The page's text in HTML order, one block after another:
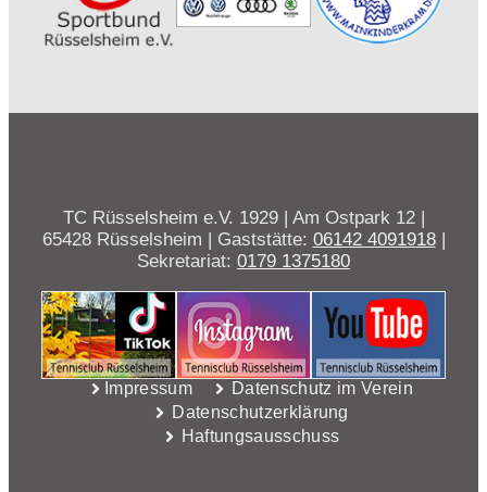
TC Rüsselsheim e.V. 1929 | Am Ostpark 12 |
65428 Rüsselsheim | Gaststätte: 06142 4091918|
Sekretariat: 0179 1375180
Impressum
Datenschutz im Verein
Datenschutzerklärung
Haftungsausschuss